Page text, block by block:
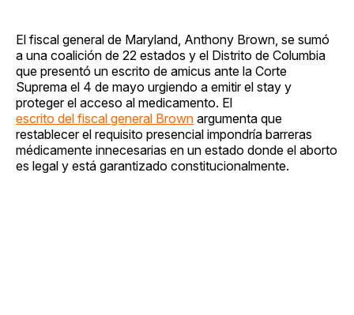
El fiscal general de Maryland, Anthony Brown, se sumó
a una coalición de 22 estados y el Distrito de Columbia
que presentó un escrito de amicus ante la Corte
Suprema el 4 de mayo urgiendo a emitir el stay y
proteger el acceso al medicamento. El
escrito del fiscal general Brown argumenta que
restablecer el requisito presencial impondría barreras
médicamente innecesarias en un estado donde el aborto
es legal y está garantizado constitucionalmente.